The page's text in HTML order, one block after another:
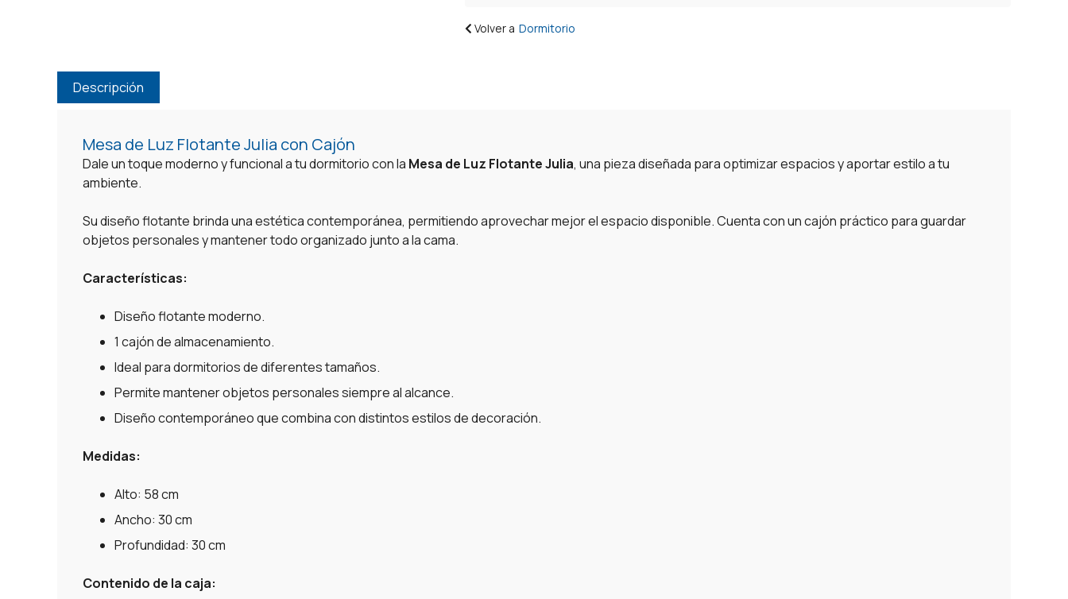
Volver a Dormitorio
Descripción
Mesa de Luz Flotante Julia con Cajón
Dale un toque moderno y funcional a tu dormitorio con la Mesa de Luz Flotante Julia, una pieza diseñada para optimizar espacios y aportar estilo a tu
ambiente.
Su diseño flotante brinda una estética contemporánea, permitiendo aprovechar mejor el espacio disponible. Cuenta con un cajón práctico para guardar
objetos personales y mantener todo organizado junto a la cama.
Características:
Diseño flotante moderno.
1 cajón de almacenamiento.
Ideal para dormitorios de diferentes tamaños.
Permite mantener objetos personales siempre al alcance.
Diseño contemporáneo que combina con distintos estilos de decoración.
Medidas:
Alto: 58 cm
Ancho: 30 cm
Profundidad: 30 cm
Contenido de la caja: